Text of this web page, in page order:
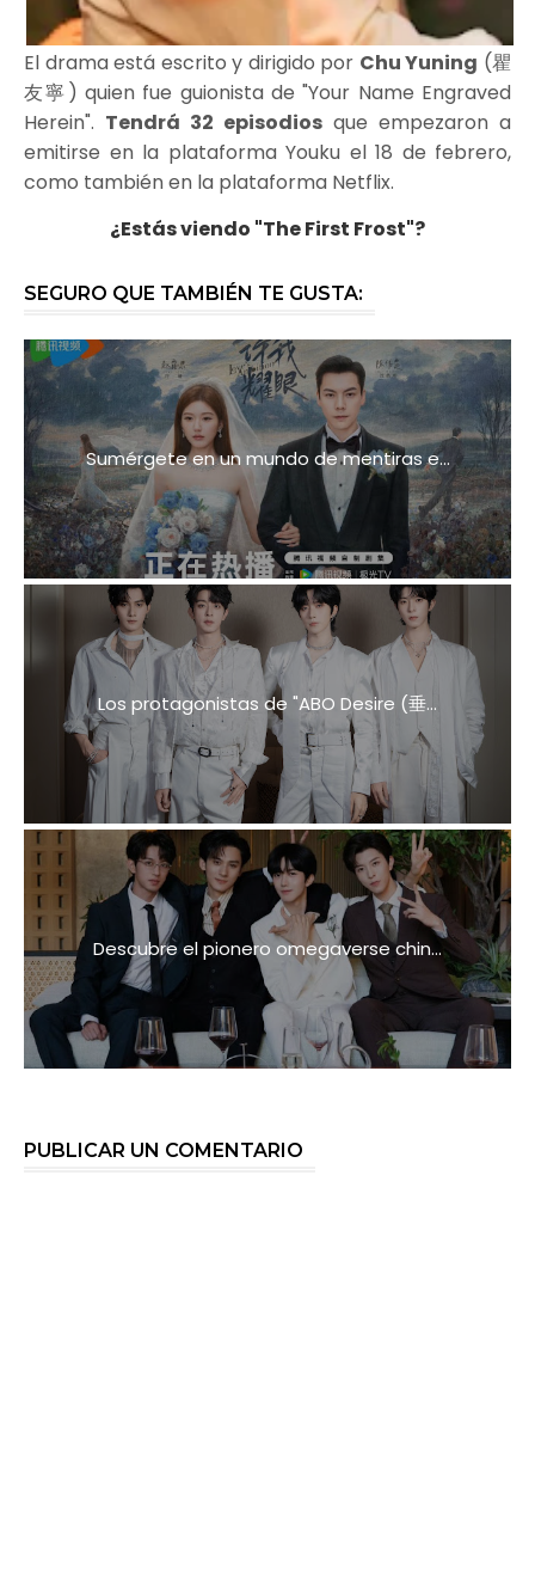
El drama está escrito y dirigido por Chu Yuning (瞿
友寧) quien fue guionista de "Your Name Engraved
Herein". Tendrá 32 episodios que empezaron a
emitirse en la plataforma Youku el 18 de febrero,
como también en la plataforma Netflix.
¿Estás viendo "The First Frost"?
SEGURO QUE TAMBIÉN TE GUSTA:
Sumérgete en un mundo de mentiras e...
Los protagonistas de "ABO Desire (垂...
Descubre el pionero omegaverse chin...
PUBLICAR UN COMENTARIO